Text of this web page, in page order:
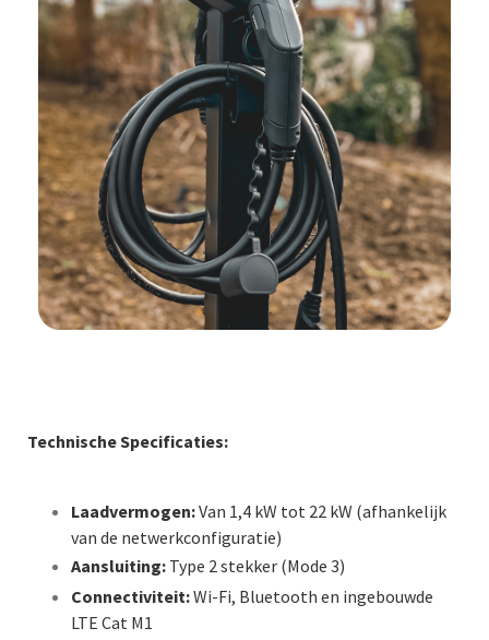
Technische Specificaties:
Laadvermogen:Van 1,4 kW tot 22 kW (afhankelijk
van de netwerkconfiguratie)
Aansluiting: Type 2 stekker (Mode 3)
Connectiviteit:Wi-Fi, Bluetooth en ingebouwde
LTE Cat M1